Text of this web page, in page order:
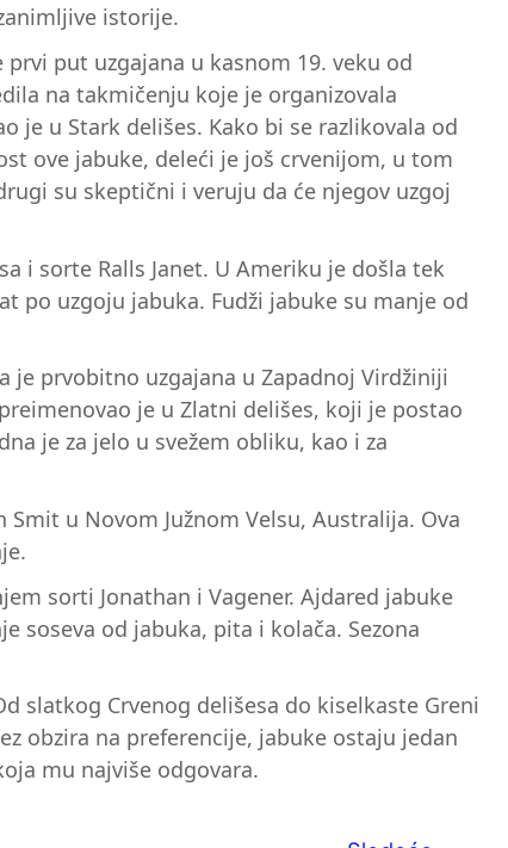
istorije.
put uzgajana u kasnom 19. veku od
na takmičenju koje je organizovala
je u Stark delišes. Kako bi se razlikovala od
ove jabuke, deleći je još crvenijom, u tom
su skeptični i veruju da će njegov uzgoj
i sorte Ralls Janet. U Ameriku je došla tek
po uzgoju jabuka. Fudži jabuke su manje od
je prvobitno uzgajana u Zapadnoj Virdžiniji
je u Zlatni delišes, koji je postao
je za jelo u svežem obliku, kao i za
u Novom Južnom Velsu, Australija. Ova
sorti Jonathan i Vagener. Ajdared jabuke
soseva od jabuka, pita i kolača. Sezona
slatkog Crvenog delišesa do kiselkaste Greni
obzira na preferencije, jabuke ostaju jedan
mu najviše odgovara.